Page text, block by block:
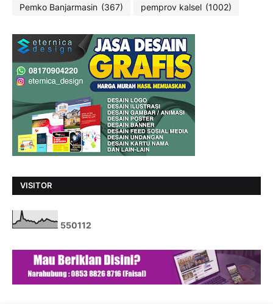
Pemko Banjarmasin (367) pemprov kalsel (1002)
VISITOR
550112